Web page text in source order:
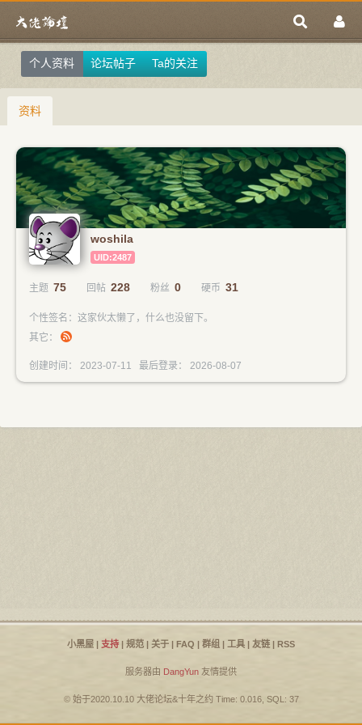
个人资料 论坛帖子 Ta的关注
资料
woshila
UID:2487
主题 75 回帖 228 粉丝 0 硬币 31
个性签名：这家伙太懒了，什么也没留下。
其它：
创建时间： 2023-07-11 最后登录： 2026-08-07
小黑屋 | 支持 | 规范 | 关于 | FAQ | 群组 | 工具 | 友链 | RSS
服务器由 DangYun 友情提供
© 始于2020.10.10 大佬论坛&十年之约Time: 0.016, SQL: 37